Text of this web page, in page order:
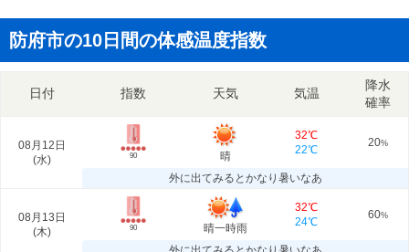
防府市の10日間の体感温度指数
日付 指数 天気 気温
降水
確率
08月12日
(水) 90 晴
32℃
22℃
20%
外に出てみるとかなり暑いなあ
08月13日
(木) 90 晴一時雨
32℃
24℃
60%